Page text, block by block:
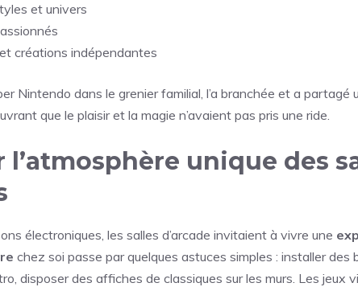
et univers
créations indépendantes
Nintendo dans le grenier familial, l’a branchée et a partagé
que le plaisir et la magie n’avaient pas pris une ride.
unique des
électroniques, les salles d’arcade invitaient à vivre une
chez soi passe par quelques astuces simples : installer des
disposer des affiches de classiques sur les murs. Les jeux